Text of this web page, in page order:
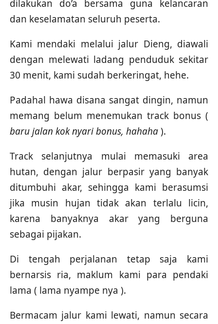
dilakukan do’a bersama guna kelancaran
dan keselamatan seluruh peserta.
Kami mendaki melalui jalur Dieng, diawali
dengan melewati ladang penduduk sekitar
30 menit, kami sudah berkeringat, hehe.
Padahal hawa disana sangat dingin, namun
memang belum menemukan track bonus (
baru jalan kok nyari bonus, hahaha).
Track selanjutnya mulai memasuki area
hutan, dengan jalur berpasir yang banyak
ditumbuhi akar, sehingga kami berasumsi
jika musin hujan tidak akan terlalu licin,
karena banyaknya akar yang berguna
sebagai pijakan.
Di tengah perjalanan tetap saja kami
bernarsis ria, maklum kami para pendaki
lama ( lama nyampe nya ).
Bermacam jalur kami lewati, namun secara